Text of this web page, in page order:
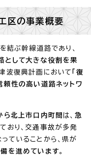
区の事業概要
結ぶ幹線道路であり、
として大きな役割を果
波復興計画において 「復
頼性の高い道路ネットワ
北上市口内町間 は、 急
おり、交通事故が多発
っていることから、県が
を進めています。